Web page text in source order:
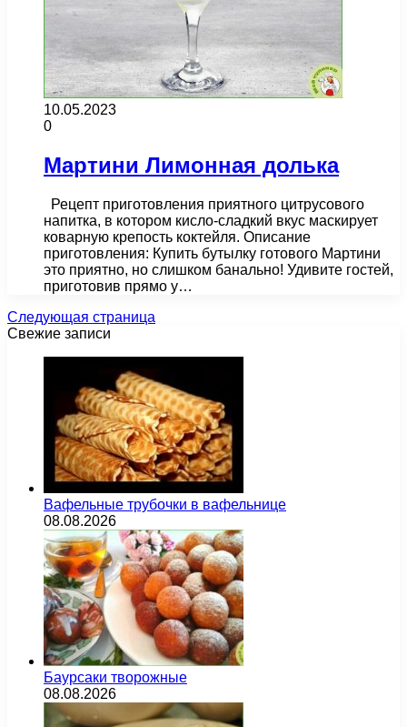
10.05.2023
0
Мартини Лимонная долька
Рецепт приготовления приятного цитрусового
напитка, в котором кисло-сладкий вкус маскирует
коварную крепость коктейля. Описание
приготовления: Купить бутылку готового Мартини
это приятно, но слишком банально! Удивите гостей,
приготовив прямо у…
Следующая страница
Свежие записи
Вафельные трубочки в вафельнице
08.08.2026
Баурсаки творожные
08.08.2026